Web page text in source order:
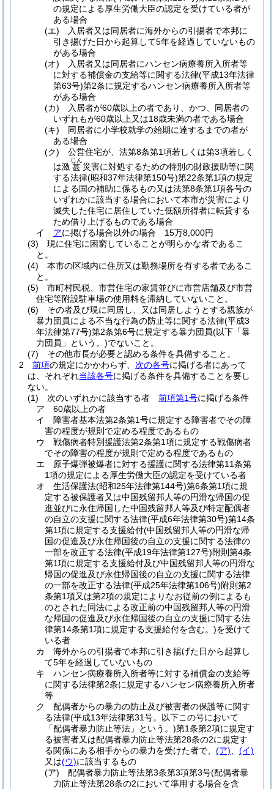
の規定による厚生労働大臣の認定を受けている者が
ある場合
(エ)
入居者又は同居者に海外からの引揚者で本邦に
引き揚げた日から起算して5年を経過していないもの
がある場合
(オ)
入居者又は同居者にハンセン病療養所入所者等
に対する補償金の支給等に関する法律(平成13年法律
第63号)第2条に規定するハンセン病療養所入所者等
がある場合
(カ)
入居者が60歳以上の者であり、かつ、同居者の
いずれもが60歳以上又は18歳未満の者である場合
(キ)
同居者に小学校就学の始期に達するまでの者が
ある場合
(ク)
公営住宅が、法第8条第1項若しくは第3項若しく
は激 甚
じん
災害に対処するための特別の財政援助等に関
する法律(昭和37年法律第150号)第22条第1項の規定
による国の補助に係るもの又は法第8条第1項各号の
いずれかに該当する場合において本市が災害により
滅失した住宅に居住していた低額所得者に転貸する
ため借り上げるものである場合
イ
アに掲げる場合以外の場合 15万8,000円
(3)
現に住宅に困窮していることが明らかな者であるこ
と。
(4)
本市の区域内に住所又は勤務場所を有する者であるこ
と。
(5)
市町村民税、市営住宅の家賃並びに市営店舗及び市営
住宅等附設駐車場の使用料を滞納していないこと。
(6)
その者及び現に同居し、又は同居しようとする親族が
暴力団員による不当な行為の防止等に関する法律(平成3
年法律第77号)第2条第6号に規定する暴力団員(以下「暴
力団員」という。)でないこと。
(7)
その他市長が必要と認める条件を具備すること。
2
前項の規定にかかわらず、 次の各号に掲げる者にあって
は、それぞれ当該各号に掲げる条件を具備することを要し
ない。
(1)
次のいずれかに該当する者 前項第1号に掲げる条件
ア
60歳以上の者
イ
障害者基本法第2条第1号に規定する障害者でその障
害の程度が規則で定める程度であるもの
ウ
戦傷病者特別援護法第2条第1項に規定する戦傷病者
でその障害の程度が規則で定める程度であるもの
エ
原子爆弾被爆者に対する援護に関する法律第11条第
1項の規定による厚生労働大臣の認定を受けている者
オ
生活保護法(昭和25年法律第144号)第6条第1項に規
定する被保護者又は中国残留邦人等の円滑な帰国の促
進並びに永住帰国した中国残留邦人等及び特定配偶者
の自立の支援に関する法律(平成6年法律第30号)第14条
第1項に規定する支援給付(中国残留邦人等の円滑な帰
国の促進及び永住帰国後の自立の支援に関する法律の
一部を改正する法律(平成19年法律第127号)附則第4条
第1項に規定する支援給付及び中国残留邦人等の円滑な
帰国の促進及び永住帰国後の自立の支援に関する法律
の一部を改正する法律(平成25年法律第106号)附則第2
条第1項又は第2項の規定によりなお従前の例によるも
のとされた同法による改正前の中国残留邦人等の円滑
な帰国の促進及び永住帰国後の自立の支援に関する法
律第14条第1項に規定する支援給付を含む。)を受けて
いる者
カ
海外からの引揚者で本邦に引き揚げた日から起算し
て5年を経過していないもの
キ
ハンセン病療養所入所者等に対する補償金の支給等
に関する法律第2条に規定するハンセン病療養所入所者
等
ク
配偶者からの暴力の防止及び被害者の保護等に関す
る法律(平成13年法律第31号。以下この号において
「配偶者暴力防止等法」という。)第1条第2項に規定す
る被害者又は配偶者暴力防止等法第28条の2に規定す
る関係にある相手からの暴力を受けた者で、 (ア)
(イ)
又は(ウ)に該当するもの
(ア)
配偶者暴力防止等法第3条第3項第3号(配偶者暴
力防止等法第28条の2において準用する場合を含